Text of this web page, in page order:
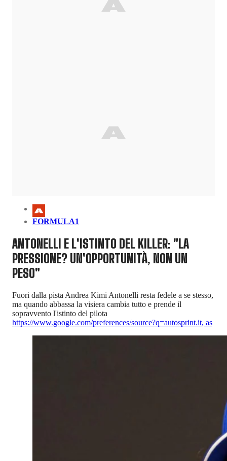
FORMULA1
ANTONELLI E L'ISTINTO DEL KILLER: "LA
PRESSIONE? UN'OPPORTUNITÀ, NON UN
PESO"
Fuori dalla pista Andrea Kimi Antonelli resta fedele a se stesso,
ma quando abbassa la visiera cambia tutto e prende il
sopravvento l'istinto del pilota
https://www.google.com/preferences/source?q=autosprint.it, as